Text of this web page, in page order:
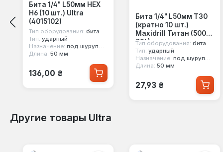
Бита 1/4" L50мм HEX
Н6 (10 шт.) Ultra
(4015102)
Тип оборудования: бита
Тип: ударный
Назначение: под шуруповерт, под ручной инструмент
Длина: 50 мм
Обычная цена:
136,00 ₴
Бита 1/4" L50мм Т30
(кратно 10 шт.)
Maxidrill Титан (500-
094)
Тип оборудования: бита
Тип: ударный
Назначение: под шуруповерт, под ручной инструмент
Длина: 50 мм
Обычная цена:
27,93 ₴
Другие товары Ultra